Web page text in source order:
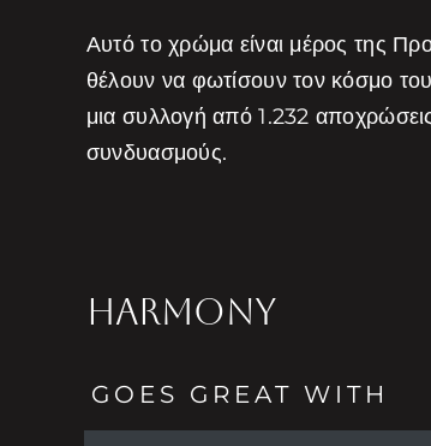
Αυτό το χρώμα είναι μέρος της
θέλουν να φωτίσουν τον κόσμο
μια συλλογή από 1.232
συνδυασμούς.
HARMONY
GOES GREAT WITH